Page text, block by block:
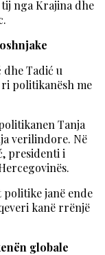
nga Krajina dhe
dhe Tadić u
politikanësh me
Tanja
verilindore. Në
presidenti i
politike janë ende
kanë rrënjë
globale